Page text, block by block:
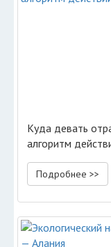
Куда девать
алгоритм
Подробнее >>